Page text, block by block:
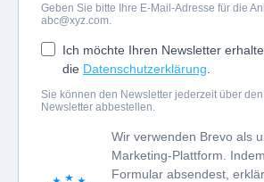
Geben Sie bitte Ihre E-Mail-Adresse für die
abc@xyz.com
Ich möchte Ihren Newsletter
die Datenschutzerklärung
Sie können den Newsletter jederzeit über
Newsletter abbestellen.
Wir verwenden Brevo als
Marketing-Plattform.
Formular absendest,